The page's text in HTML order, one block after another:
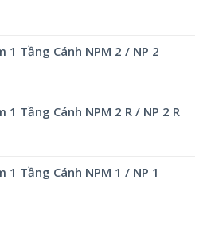
1 Tầng Cánh NPM 2 / NP 2
1 Tầng Cánh NPM 2 R / NP 2 R
1 Tầng Cánh NPM 1 / NP 1